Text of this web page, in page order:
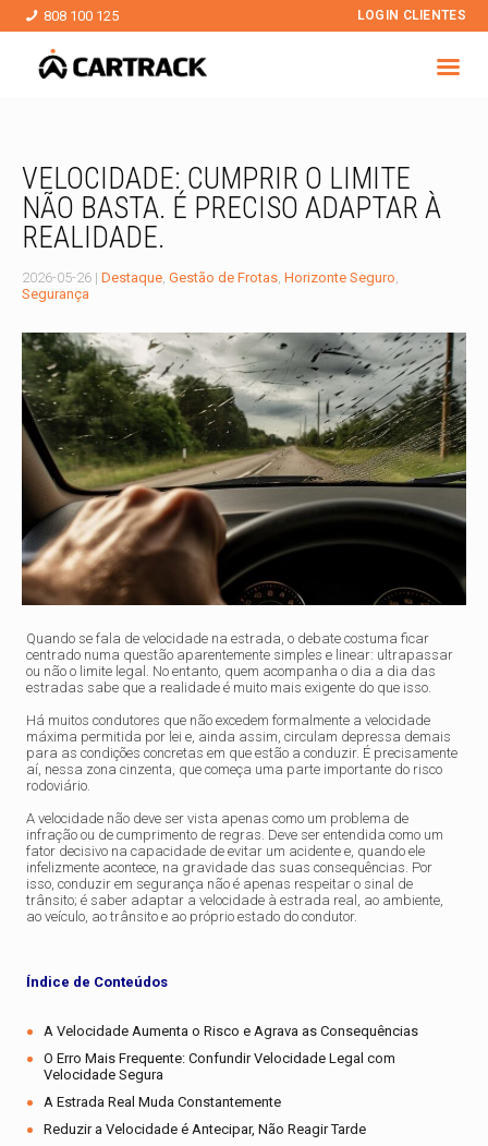
808 100 125 LOGIN CLIENTES
VELOCIDADE: CUMPRIR O LIMITE
NÃO BASTA. É PRECISO ADAPTAR À
REALIDADE.
2026-05-26 | Destaque, Gestão de Frotas, Horizonte Seguro,
Segurança
Quando se fala de velocidade na estrada, o debate costuma ficar
centrado numa questão aparentemente simples e linear: ultrapassar
ou não o limite legal. No entanto, quem acompanha o dia a dia das
estradas sabe que a realidade é muito mais exigente do que isso.
Há muitos condutores que não excedem formalmente a velocidade
máxima permitida por lei e, ainda assim, circulam depressa demais
para as condições concretas em que estão a conduzir. É precisamente
aí, nessa zona cinzenta, que começa uma parte importante do risco
rodoviário.
A velocidade não deve ser vista apenas como um problema de
infração ou de cumprimento de regras. Deve ser entendida como um
fator decisivo na capacidade de evitar um acidente e, quando ele
infelizmente acontece, na gravidade das suas consequências. Por
isso, conduzir em segurança não é apenas respeitar o sinal de
trânsito; é saber adaptar a velocidade à estrada real, ao ambiente,
ao veículo, ao trânsito e ao próprio estado do condutor.
Índice de Conteúdos
A Velocidade Aumenta o Risco e Agrava as Consequências
O Erro Mais Frequente: Confundir Velocidade Legal com
Velocidade Segura
A Estrada Real Muda Constantemente
Reduzir a Velocidade é Antecipar, Não Reagir Tarde